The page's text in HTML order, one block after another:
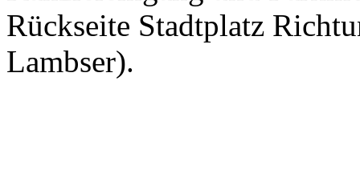
Rückseite Stadtplatz
Lambser).